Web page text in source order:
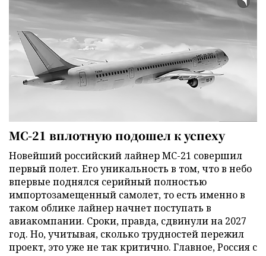
МС-21 вплотную подошел к успеху
Новейший российский лайнер МС-21 совершил
первый полет. Его уникальность в том, что в небо
впервые поднялся серийный полностью
импортозамещенный самолет, то есть именно в
таком облике лайнер начнет поступать в
авиакомпании. Сроки, правда, сдвинули на 2027
год. Но, учитывая, сколько трудностей пережил
проект, это уже не так критично. Главное, Россия с